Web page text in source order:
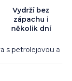
s petrolejovou a
Vydrží bez
zápachu i
několik dní